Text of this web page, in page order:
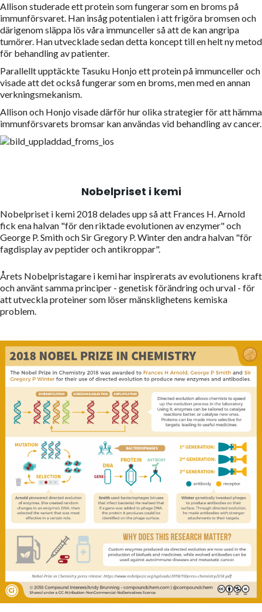
Allison studerade ett protein som fungerar som en broms på
immunförsvaret. Han insåg potentialen i att frigöra bromsen och
därigenom släppa lös våra immunceller så att de kan angripa
tumörer. Han utvecklade sedan detta koncept till en helt ny metod
för behandling av patienter.
Parallellt upptäckte Tasuku Honjo ett protein på immunceller och
visade att det också fungerar som en broms, men med en annan
verkningsmekanism.
Allison och Honjo visade därför hur olika strategier för att hämma
immunförsvarets bromsar kan användas vid behandling av cancer.
Nobelpriset i kemi
Nobelpriset i kemi 2018 delades upp så att Frances H. Arnold
fick ena halvan "för den riktade evolutionen av enzymer" och
George P. Smith och Sir Gregory P. Winter den andra halvan "för
fagdisplay av peptider och antikroppar".
Årets Nobelpristagare i kemi har inspirerats av evolutionens kraft
och använt samma principer - genetisk förändring och urval - för
att utveckla proteiner som löser mänsklighetens kemiska
problem.